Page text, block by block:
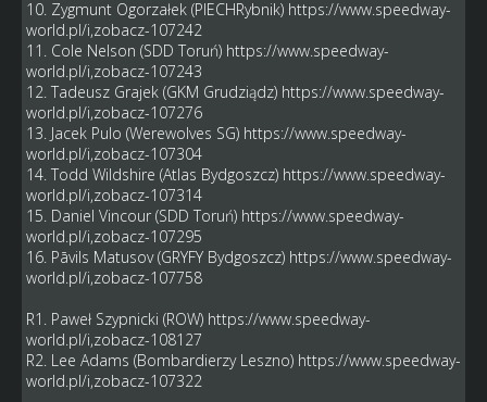
10. Zygmunt Ogorzałek (PIECHRybnik) https://www.speedway-
world.pl/i,zobacz-107242
11. Cole Nelson (SDD Toruń) https://www.speedway-
world.pl/i,zobacz-107243
12. Tadeusz Grajek (GKM Grudziądz) https://www.speedway-
world.pl/i,zobacz-107276
13. Jacek Pulo (Werewolves SG) https://www.speedway-
world.pl/i,zobacz-107304
14. Todd Wildshire (Atlas Bydgoszcz) https://www.speedway-
world.pl/i,zobacz-107314
15. Daniel Vincour (SDD Toruń) https://www.speedway-
world.pl/i,zobacz-107295
16. Pāvils Matusov (GRYFY Bydgoszcz) https://www.speedway-
world.pl/i,zobacz-107758
R1. Paweł Szypnicki (ROW) https://www.speedway-
world.pl/i,zobacz-108127
R2. Lee Adams (Bombardierzy Leszno) https://www.speedway-
world.pl/i,zobacz-107322